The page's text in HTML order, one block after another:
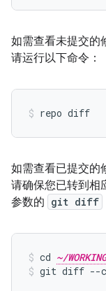
如需查看未提交的
请运行以下命令：
如需查看已提交的
请确保您已转到相
参数的 git diff
cd ~/
git diff --